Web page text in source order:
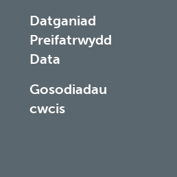
Datganiad
Preifatrwydd
Data
Gosodiadau
cwcis